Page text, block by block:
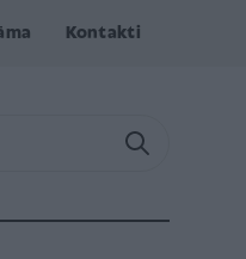
Kontakti